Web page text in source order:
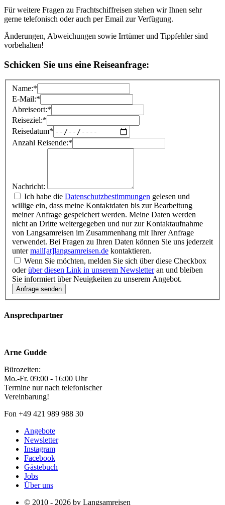
Für weitere Fragen zu Frachtschiffreisen stehen wir Ihnen sehr
gerne telefonisch oder auch per Email zur Verfügung.
Änderungen, Abweichungen sowie Irrtümer und Tippfehler sind
vorbehalten!
Schicken Sie uns eine Reiseanfrage:
Name:*
E-Mail:*
Abreiseort:*
Reiseziel:*
Reisedatum*
Anzahl Reisende:*
Nachricht:
Ich habe die Datenschutzbestimmungen gelesen und
willige ein, dass meine Kontaktdaten bis zur Bearbeitung
meiner Anfrage gespeichert werden. Meine Daten werden
nicht an Dritte weitergegeben und nur zur Kontaktaufnahme
von Langsamreisen im Zusammenhang mit Ihrer Anfrage
verwendet. Bei Fragen zu Ihren Daten können Sie uns jederzeit
untermail[at]langsamreisen.de kontaktieren.
Wenn Sie möchten, melden Sie sich über diese Checkbox
oderüber diesen Link in unserem Newsletteran und bleiben
Sie informiert über Neuigkeiten zu unserem Angebot.
Ansprechpartner
Arne Gudde
Bürozeiten:
Mo.-Fr. 09:00 - 16:00 Uhr
Termine nur nach telefonischer
Vereinbarung!
Fon +49 421 989 988 30
Angebote
Newsletter
Instagram
Facebook
Gästebuch
Jobs
Über uns
© 2010 - 2026 by Langsamreisen